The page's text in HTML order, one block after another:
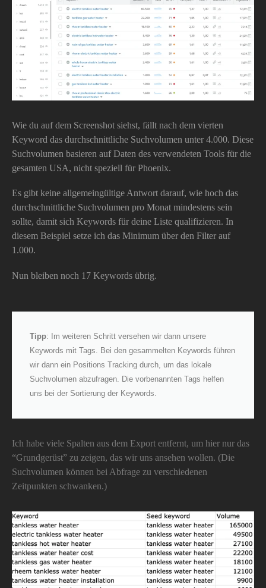
Wie du auf dem Screenshot siehst, fällt nach dem vierten
Keyword das durchschnittliche Suchvolumen unter 4.000. Diese
Suchvolumen basieren auf Daten des verwendeten Tools für die
gesamten USA, nicht speziell für Phoenix.
Es gibt keine allgemeingültige Antwort darauf, wie hoch das
durchschnittliche Suchvolumen pro Monat mindestens sein
sollte, damit sich Keywords für deine Liste qualifizieren. In
diesem Beispiel setze ich das Minimum über den Filter auf
1.000.
Nun bleiben noch 17 Keywords übrig.
Tipp: Im weiteren Schritt versehen wir dann unsere
Keywords mit Tags. Bei den gesammelten Keywords führen
wir dann ein Positions Tracking durch, um das lokale
Suchvolumen abzufragen. Die vorbenannten Tags helfen
uns bei der Sortierung der Keywords.
Ich habe viele Spalten aus dem Export entfernt, um hier nur das
“Grundgerüst” zu zeigen, das wir uns ansehen wollen. (Die
Suchvolumen können bei Abfrage zu verschiedenen
Zeitpunkten schwanken.)